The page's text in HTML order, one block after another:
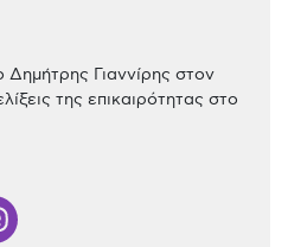
Δημήτρης Γιαννίρης στον
της επικαιρότητας στο